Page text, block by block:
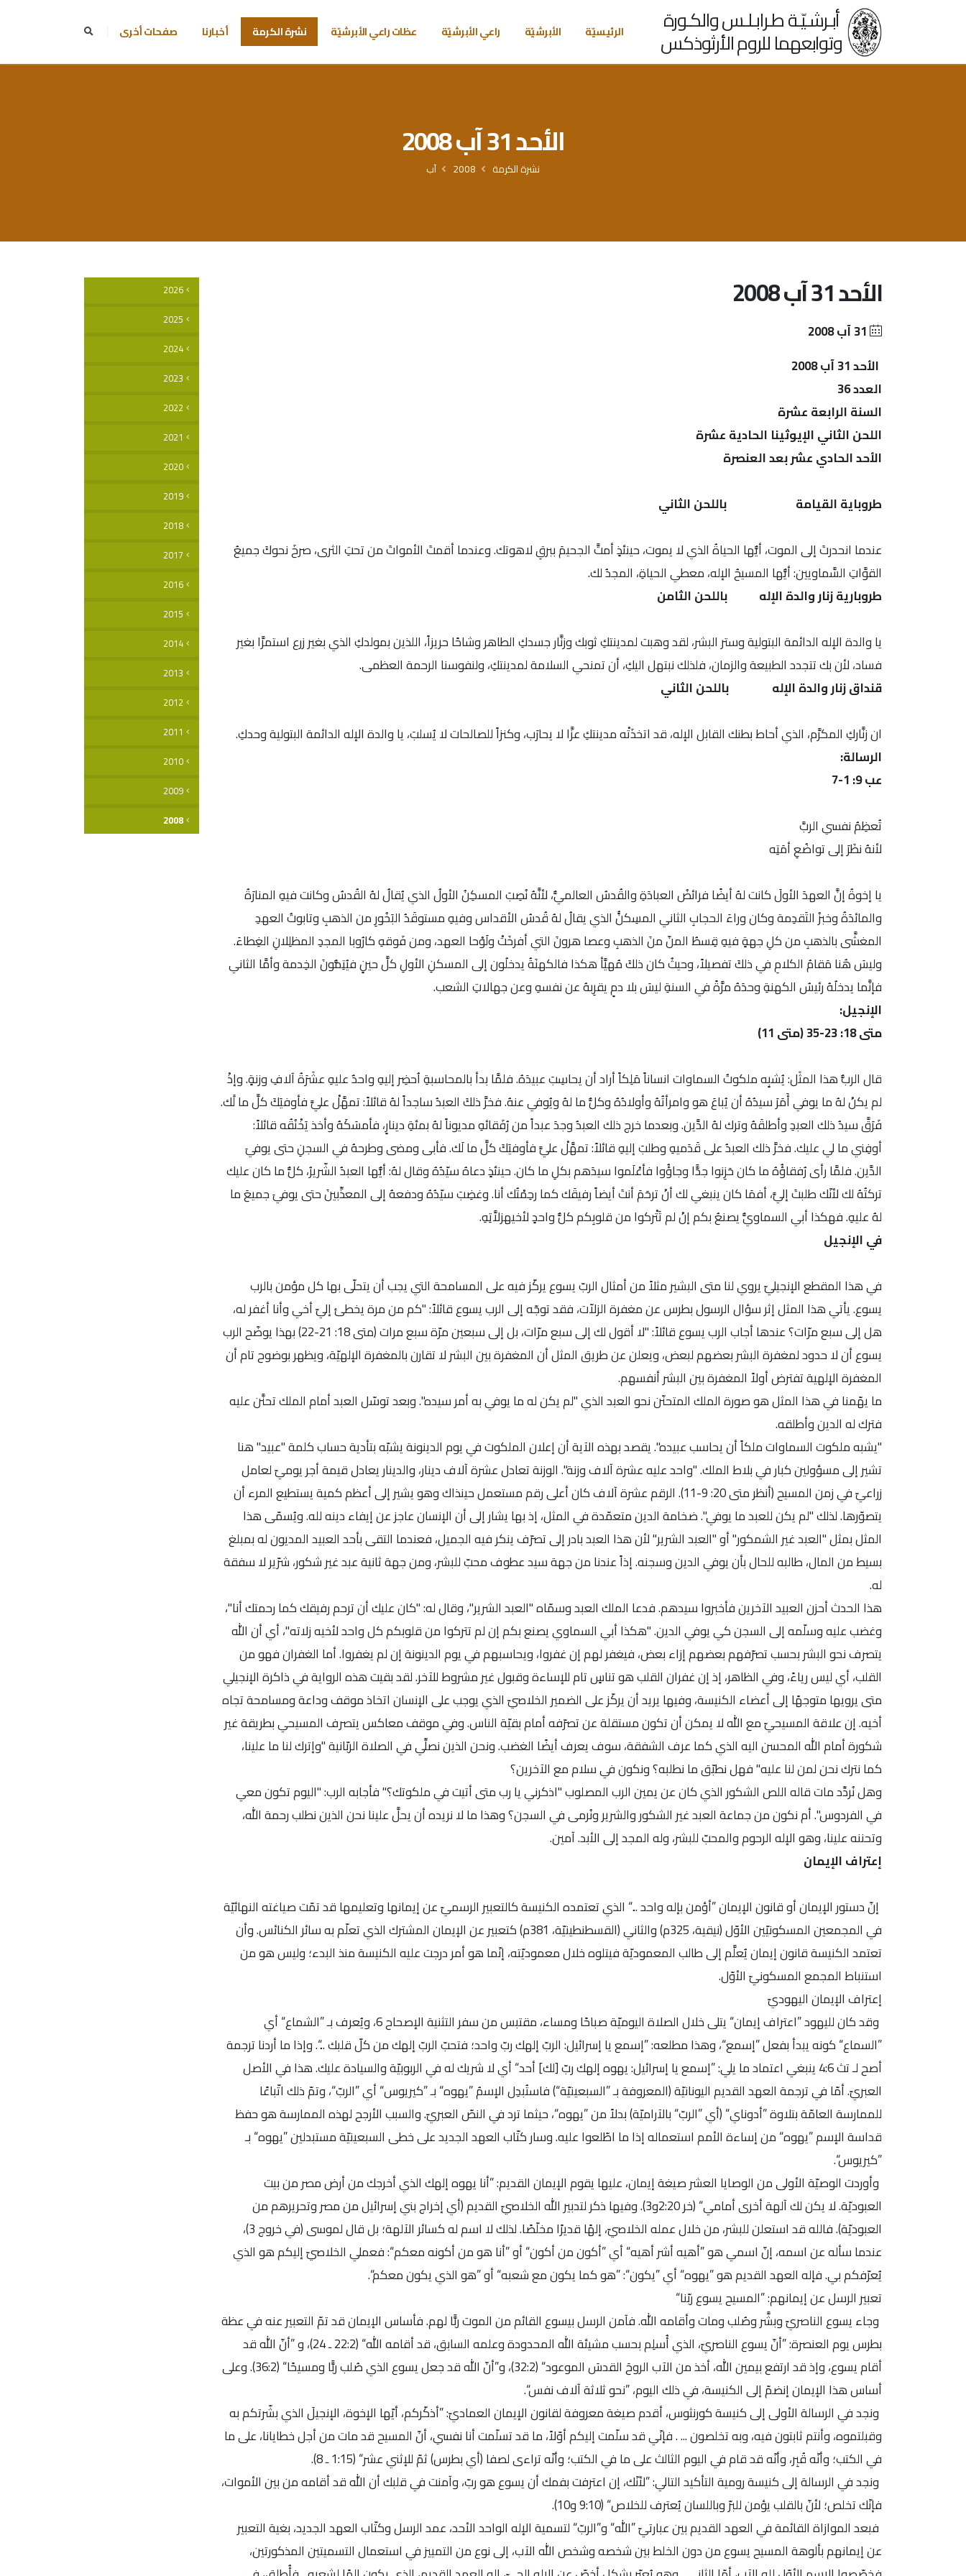
أبـرشـيّـة طـرابـلـس والكـورة
وتوابعهما للروم الأرثوذكس الرئيسيّة الأبرشيّة راعي الأبرشيّة عظات راعي الأبرشيّة نشرة الكرمة أخبارنا صفحات أخرى
الأحد 31 آب 2008
نشرة الكرمة 2008 آب
الأحد 31 آب 2008
الأحد 31 آب 2008
العدد 36
السنة الرابعة عشرة
اللحن الثاني الإيوثينا الحادية عشرة
الأحد الحادي عشر بعد العنصرة
طروباية القيامة باللحن الثاني
عندما انحدرتَ إلى الموت، أيُّها الحياةُ الذي لا يموت، حينئذٍ أمتَّ الجحيمَ ببرقِ لاهوتك. وعندما أقمتَ الأمواتَ من تحتِ الثرى، صرخَ نحوكَ جميعُ
القوَّاتِ السَّماويين: أيُّها المسيحُ الإله، معطي الحياةِ، المجدُ لك.
طروبارية زنار والدة الإله باللحن الثامن
يا والدة الإله الدائمة البتولية وستر البشر، لقد وهبت لمدينتكِ ثوبك وزنَّار جسدكِ الطاهر وشاحًا حريزاً، اللذين بمولدكِ الذي بغير زرع استمرَّا بغير
فساد، لأن بك تتجدد الطبيعة والزمان، فلذلك نبتهل اليكِ، أن تمنحي السلامة لمدينتكِ، ولنفوسنا الرحمة العظمى.
قنداق زنار والدة الإله باللحن الثاني
ان زنَّاركِ المكرَّم، الذي أحاط بطنك القابل الإله، قد اتخذَتْه مدينتكِ عزَّا لا يحارَب، وكنزاً للصالحات لا يُسلبَ، يا والدة الإله الدائمة البتولية وحدكِ.
الرسالة:
عب 9: 1-7
تُعظِمُ نفسي الربَّ
لأنهُ نظَرَ إلى تواضُعِ أمَتِه
يا إخوةُ إنَّ العهدَ الأولَ كانت لهُ أيضًا فرائضُ العبادَةِ والقُدسُ العالميُّ، لأنَّهُ نُصِبَ المسكِنُ الأولُ الذي يُقالُ لهُ القُدسُ وكانت فيهِ المنارَةُ
والمائدَةُ وخبزُ التَقدِمة وكان وراءَ الحجابِ الثاني المسِكنًُ الذي يقالُ لهُ قُدسُ الأقداس وفيهِ مستوقَدُ البَخُورِ من الذهبِ وتابوتُ العهدِ
المغشَّى بالذهبِ من كلِ جهةٍ فيهِ قِسطُ المنّ منَ الذهبِ وعصا هرونَ التي أفرخَتْ ولَوْحا العهد، ومن فَوقهِ كارُوبا المجدِ المظلِلانِ الغِطاءَ.
وليسَ هُنا مَقامُ الكلامِ في ذلكَ تفصيلاً، وحيثُ كان ذلكَ مُهيَّأ هكذا فالكهنَةُ يدخلُون إلى المسكنِ الأولِ كلَّ حينٍ فيُتِمُّونَ الخِدمة وأمَّا الثاني
فإنَّما يدخلُهُ رئيسُ الكهنةِ وحدَهُ مرَّةً في السنةِ ليسَ بلا دمٍ يقرِبهُ عن نفسهِ وعن جهالاتِ الشعب.
الإنجيل:
متى 18: 23-35 (متى 11)
قال الربُّ هذا المثَل: يُشبِِه ملكوتُ السماوات انساناً مَلِكاً أراد أن يحاسِبَ عبيدَهُ. فلمَّا بدأ بالمحاسبةِ اُحضِر إليهِ واحدٌ عليهِ عشَرَةُ آلافِ وزنةٍ. وإذْ
لم يكنْ لهُ ما يوفي أَمَرَ سيدُهُ أن يُباعَ هو وامرأتُهُ وأولادُهُ وكلُّ ما لهُ ويُوفي عنهُ. فخرَّ ذلكَ العبدُ ساجداً لهُ قائلاً: تمهَّلْ عليَّ فأوفيَكَ كلَّ ما لََك.
فَرَقَّ سيدُ ذلك العبدِ وأطلقَهُ وترك لهُ الدَّين. وبعدما خرج ذلك العبدُ وجدَ عبداً من رُفَقائهِ مديوناً لهُ بمئةِ دينارٍ، فأمسَكَهُ وأخذ يَخْنُقُه قائلاً:
أوفِني ما لي عليك. فخرَّ ذلك العبدُ على قَدَميهِ وطلبَ إليهِ قائلاً: تمهَّلْ عليَّ فأوفيَكَ كلَّ ما لَك. فأبى ومضى وطرحهُ في السجنِ حتى يوفيَ
الدَّين. فلمَّا رأى رُفقاؤُهُ ما كان حَزِنوا جدًّا وجاؤُوا فأعْلَموا سيدَهم بكلِ ما كان. حينئذٍ دعاهُ سيّدُهُ وقال لهُ: أيُّها العبدُ الشّريرُ، كلُّ ما كان عليك
تركتُهُ لك لأنّك طلبتَ إليَّ، أفمَا كان ينبغي لك أنْ ترحَمَ أنتَ أيضاً رفيقَك كما رحِمْتُك أنا. وغضِبَ سيّدُهُ ودفعهُ إلى المعذِّبينَ حتى يوفيَ جميعَ ما
لهُ عليهِ. فهكذا أبي السماويُّ يصنعُ بكم إنْ لم تَتْركوا من قلوبِكم كلُّ واحدٍ لأخيهزلاَّتِهِ.
في الإنجيل
في هذا المقطع الإنجيليّ يروي لنا متى البشير مثلاً من أمثال الربّ يسوع يركّز فيه على المسامحة التي يجب أن يتحلّى بها كل مؤمن بالرب
يسوع. يأتي هذا المثل إثر سؤال الرسول بطرس عن مغفرة الزلاّت، فقد توجّه إلى الرب يسوع قائلاً: "كم من مرة يخطئ إليّ أخي وأنا أغفر له،
هل إلى سبع مرّات؟ عندها أجاب الرب يسوع قائلاً: "لا أقول لك إلى سبع مرّات، بل إلى سبعين مرّة سبع مرات (متى 18: 21-22) بهذا يوضّح الرب
يسوع أن لا حدود لمغفرة البشر بعضهم لبعض، ويعلن عن طريق المثل أن المغفرة بين البشر لا تقارن بالمغفرة الإلهيّة، ويظهر بوضوح تام أن
المغفرة الإلهية تفترض أولاً المغفرة بين البشر أنفسهم.
ما يهّمنا في هذا المثل هو صورة الملك المتحنّن نحو العبد الذي "لم يكن له ما يوفي به أمر سيده". وبعد توسّل العبد أمام الملك تحنَّن عليه
فترك له الدين وأطلقه.
"يشبه ملكوت السماوات ملكاً أن يحاسب عبيده". يقصد بهذه الآية أن إعلان الملكوت في يوم الدينونة يشبّه بتأدية حساب كلمة "عبيد" هنا
تشير إلى مسؤولين كبار في بلاط الملك. "واحد عليه عشرة آلاف وزنة". الوزنة تعادل عشرة آلاف دينار، والدينار يعادل قيمة أجر يوميّ لعامل
زراعيّ في زمن المسيح (أنظر متى 20: 9-11). الرقم عشرة آلاف كان أعلى رقم مستعمل حينذاك وهو يشير إلى أعظم كمية يستطيع المرء أن
يتصوّرها. لذلك "لم يكن للعبد ما يوفي". ضخامة الدين متعمّدة في المثل، إذ بها يشار إلى أن الإنسان عاجز عن إيفاء دينه لله. ويُسمّى هذا
المثل بمثل "العبد غير الشمكور" أو "العبد الشرير" لأن هذا العبد بادر إلى تصرّف ينكر فيه الجميل، فعندما التقى بأحد العبيد المديون له بمبلغ
بسيط من المال، طالبه للحال بأن يوفي الدين وسجنه. إذاً عندنا من جهة سيد عطوف محبّ للبشر، ومن جهة ثانية عبد غير شكور، شرّير لا سفقة
له.
هذا الحدث أحزن العبيد الآخرين فأخبروا سيدهم. فدعا الملك العبد وسمّاه "العبد الشرير"، وقال له: "كان عليك أن ترحم رفيقك كما رحمتك أنا"،
وغضب عليه وسلّمه إلى السجن كي يوفي الدين. "هكذا أبي السماوي يصنع بكم إن لم تتركوا من قلوبكم كل واحد لأخيه زلاته"، أي أن الله
يتصرف نحو البشر بحسب تصرّفهم بعضهم إزاء بعض، فيغفر لهم إن غفروا، ويحاسبهم في يوم الدينونة إن لم يغفروا. أما الغفران فهو من
القلب، أي ليس رياءً، وفي الظاهر، إذ إن غفران القلب هو تناسٍ تام للإساءة وقبول غير مشروط للآخر. لقد بقيت هذه الرواية في ذاكرة الإنجيلي
متى يرويها متوجهًا إلى أعضاء الكنيسة، وفيها يريد أن يركّز على الضمير الخلاصيّ الذي يوجب على الإنسان اتخاذ موقف وداعة ومسامحة تجاه
أخيه. إن علاقة المسيحيّ مع الله لا يمكن أن تكون مستقلة عن تصرّفه أمام بقيّة الناس. وفي موقف معاكس يتصرف المسيحي بطريقة غير
شكورة أمام الله المحسن اليه الذي كما عرف الشفقة، سوف يعرف أيضًا الغضب. ونحن الذين نصلِّي في الصلاة الربّانية "وإترك لنا ما علينا،
كما نترك نحن لمن لنا عليه" فهل نطبّق ما نطلبه؟ ونكون في سلام مع الآخرين؟
وهل نُردِّد مات قاله اللص الشكور الذي كان عن يمين الرب المصلوب "اذكرني يا رب متى أتيت في ملكوتك؟" فأجابه الرب: "اليوم تكون معي
في الفردوس". أم نكون من جماعة العبد غير الشكور والشرير ونُرمى في السجن؟ وهذا ما لا نريده أن يحلَّ علينا نحن الذين نطلب رحمة الله،
وتحننه علينا، وهو الإله الرحوم والمحبّ للبشر، وله المجد إلى الأبد. آمين.
إعتراف الإيمان
إنّ دستور الإيمان أو قانون الإيمان ”أؤمن بإله واحد ...“ الذي تعتمده الكنيسة كالتعبير الرسميّ عن إيمانها وتعليمها قد تمّت صياغته النهائيّة
في المجمعين المسكونيّين الأوّل (نيقية، 325م) والثاني (القسطنطينيّة، 381م) كتعبير عن الإيمان المشترك الذي تعلّم به سائر الكنائس. وأن
تعتمد الكنيسة قانون إيمان يُعلَّم إلى طالب المعموديّة فيتلوه خلال معموديّته، إنّما هو أمر درجت عليه الكنيسة منذ البدء؛ وليس هو من
استنباط المجمع المسكونيّ الأوّل.
إعتراف الإيمان اليهوديّ
وقد كان لليهود ”اعتراف إيمان“ يتلى خلال الصلاة اليوميّة صباحًا ومساء، مقتبس من سفر التثنية الإصحاح 6، ويُعرف بـ ”الشماع“ أي
”السماع“ كونه يبدأ بفعل ”إسمع“، وهذا مطلعه: ”إسمع يا إسرائيل: الربّ إلهك ربّ واحد؛ فتحبّ الربّ إلهك من كلّ قلبك ...“. وإذا ما أردنا ترجمة
أصح لـ تث 4:6 ينبغي اعتماد ما يلي: ”إسمع يا إسرائيل: يهوه إلهك ربّ [لك] أحد“ أي لا شريك له في الربوبيّة والسيادة عليك. هذا في الأصل
العبريّ. أمّا في ترجمة العهد القديم اليونانيّة (المعروفة بـ ”السبعينيّة“) فاستُبدِل الإسمُ ”يهوه“ بـ ”كيريوس“ أي ”الربّ“، وتمّ ذلك اتّباعًا
للممارسة العامّة بتلاوة ”أدوناي“ (أي ”الربّ“ بالآراميّة) بدلاً من ”يهوه“، حيثما ترد في النصّ العبريّ. والسبب الأرجح لهذه الممارسة هو حفظ
قداسة الإسم ”يهوه“ من إساءة الأمم استعماله إذا ما اطّلعوا عليه. وسار كتّاب العهد الجديد على خطى السبعينيّة مستبدلين ”يهوه“ بـ
”كيريوس“.
وأوردت الوصيّة الأولى من الوصايا العشر صيغة إيمان، عليها يقوم الإيمان القديم: ”أنا يهوه إلهك الذي أخرجك من أرض مصر من بيت
العبوديّة. لا يكن لك آلهة أخرى أمامي“ (خر 2:20و3). وفيها ذكر لتدبير الله الخلاصيّ القديم (أي إخراج بني إسرائيل من مصر وتحريرهم من
العبوديّة). فالله قد استعلن للبشر، من خلال عمله الخلاصيّ، إلهًا قديرًا مخلّصًا. لذلك لا اسم له كسائر الآلهة؛ بل قال لموسى (في خروج 3)،
عندما سأله عن اسمه، إنّ اسمي هو ”أهيه أشر أهيه“ أي ”أكون من أكون“ أو ”أنا هو من أكونه معكم“: فعملي الخلاصيّ إليكم هو الذي
يُعرّفكم بي. فإله العهد القديم هو ”يهوه“ أي ”يكون“: ”هو كما يكون مع شعبه“ أو ”هو الذي يكون معكم“.
تعبير الرسل عن إيمانهم: ”المسيح يسوع ربّنا“
وجاء يسوع الناصريّ وبشَّر وصُلب ومات وأقامه الله. فآمن الرسل بيسوع القائم من الموت ربًّا لهم. فأساس الإيمان قد تمّ التعبير عنه في عظة
بطرس يوم العنصرة: ”أنّ يسوع الناصريّ، الذي أُسلِم بحسب مشيئة الله المحدودة وعلمه السابق، قد أقامه الله“ (22:2 ـ 24)، و ”أنّ الله قد
أقام يسوع، وإذ قد ارتفع بيمين الله، أخذ من الآب الروحَ القدسَ الموعود“ (32:2)، و”أنّ الله قد جعل يسوع الذي صُلب ربًّا ومسيحًا“ (36:2). وعلى
أساس هذا الإيمان إنضمّ إلى الكنيسة، في ذلك اليوم، ”نحو ثلاثة آلاف نفس“.
ونجد في الرسالة الأولى إلى كنيسة كورنثوس، أقدم صيغة معروفة لقانون الإيمان العماديّ: ”أذكّركم، أيّها الإخوة، الإنجيلَ الذي بشّرتكم به
وقبلتموه، وأنتم ثابتون فيه، وبه تخلصون ... . فإنّي قد سلّمت إليكم أوّلاً، ما قد تسلّمت أنا نفسي، أنّ المسيح قد مات من أجل خطايانا، على ما
في الكتب؛ وأنّه قُبِر، وأنّه قد قام في اليوم الثالث على ما في الكتب؛ وأنّه تراءى لصفا (أي بطرس) ثمّ للإثني عشر“ (1:15 ـ 8).
ونجد في الرسالة إلى كنيسة رومية التأكيد التالي: ”لأنّك، إن اعترفت بفمك أن يسوع هو ربّ، وآمنت في قلبك أن الله قد أقامه من بين الأموات،
فإنّك تخلص؛ لأنّ بالقلب يؤمن للبرّ وباللسان يُعترف للخلاص“ (9:10 و10).
فبعد الموازاة القائمة في العهد القديم بين عبارتيّ ”الله“ و”الربّ“ لتسمية الإله الواحد الأحد، عمد الرسل وكتّاب العهد الجديد، بغية التعبير
عن إيمانهم بألوهة المسيح يسوع من دون الخلط بين شخصه وشخص الله الآب، إلى نوع من التمييز في استعمال التسميتين المذكورتين،
2026
2025
2024
2023
2022
2021
2020
2019
2018
2017
2016
2015
2014
2013
2012
2011
2010
2009
2008